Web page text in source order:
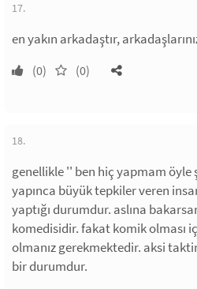
17.
en yakın arkadaştır,
(0) (0)
18.
genellikle '' ben hiç yapmam öyle
yapınca büyük tepkiler veren
yaptığı durumdur. aslına
komedisidir. fakat komik olması
olmanız gerekmektedir. aksi
bir durumdur.